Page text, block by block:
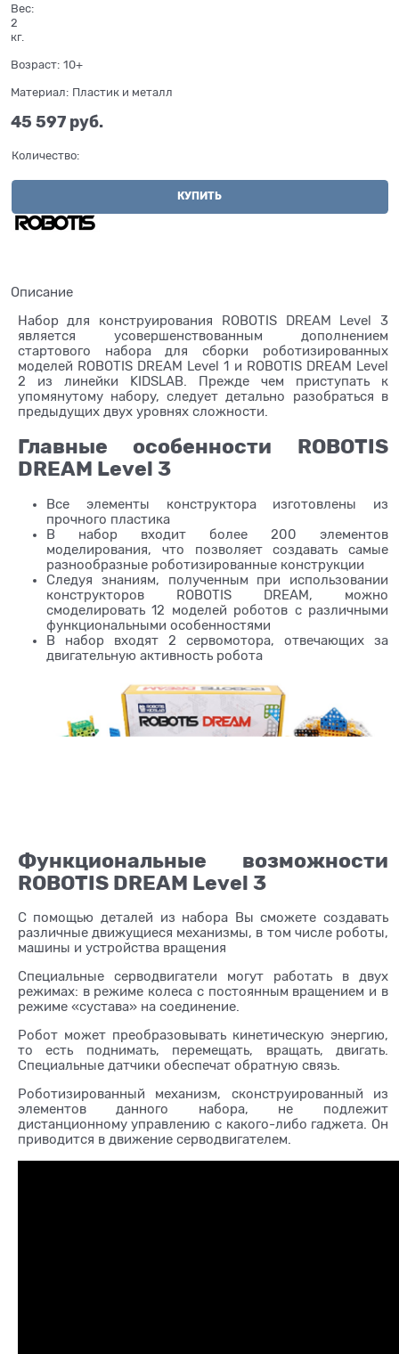
Вес:
2
кг.
Возраст: 10+
Материал: Пластик и металл
45 597 руб.
Количество:
КУПИТЬ
Описание
Набор для конструирования ROBOTIS DREAM Level 3
является усовершенствованным дополнением
стартового набора для сборки роботизированных
моделей ROBOTIS DREAM Level 1 и ROBOTIS DREAM Level
2 из линейки KIDSLAB. Прежде чем приступать к
упомянутому набору, следует детально разобраться в
предыдущих двух уровнях сложности.
Главные особенности ROBOTIS
DREAM Level 3
Все элементы конструктора изготовлены из
прочного пластика
В набор входит более 200 элементов
моделирования, что позволяет создавать самые
разнообразные роботизированные конструкции
Следуя знаниям, полученным при использовании
конструкторов ROBOTIS DREAM, можно
смоделировать 12 моделей роботов с различными
функциональными особенностями
В набор входят 2 сервомотора, отвечающих за
двигательную активность робота
Функциональные возможности
ROBOTIS DREAM Level 3
С помощью деталей из набора Вы сможете создавать
различные движущиеся механизмы, в том числе роботы,
машины и устройства вращения
Специальные серводвигатели могут работать в двух
режимах: в режиме колеса с постоянным вращением и в
режиме «сустава» на соединение.
Робот может преобразовывать кинетическую энергию,
то есть поднимать, перемещать, вращать, двигать.
Специальные датчики обеспечат обратную связь.
Роботизированный механизм, сконструированный из
элементов данного набора, не подлежит
дистанционному управлению с какого-либо гаджета. Он
приводится в движение серводвигателем.